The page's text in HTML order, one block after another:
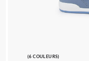
(6 COULEURS)